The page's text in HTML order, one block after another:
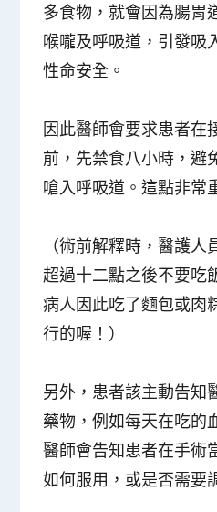
多食物，就會因為腸胃
喉嚨及呼吸道，引發吸
性命安全。
因此醫師會要求患者在
前，先禁食八小時，避
嗆入呼吸道。這點非常
（術前解釋時，醫護
超過十二點之後不要吃
病人因此吃了麵包或
行的喔！）
另外，患者該主動告知
藥物 ，例如每天在吃的
醫師會告知患者在手術
如何服用，或是否需要